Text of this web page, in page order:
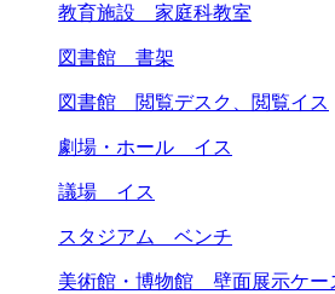
教育施設 家庭科教室
図書館 書架
図書館 閲覧デスク、閲覧イス
劇場・ホール イス
議場 イス
スタジアム ベンチ
美術館・博物館 壁面展示ケー